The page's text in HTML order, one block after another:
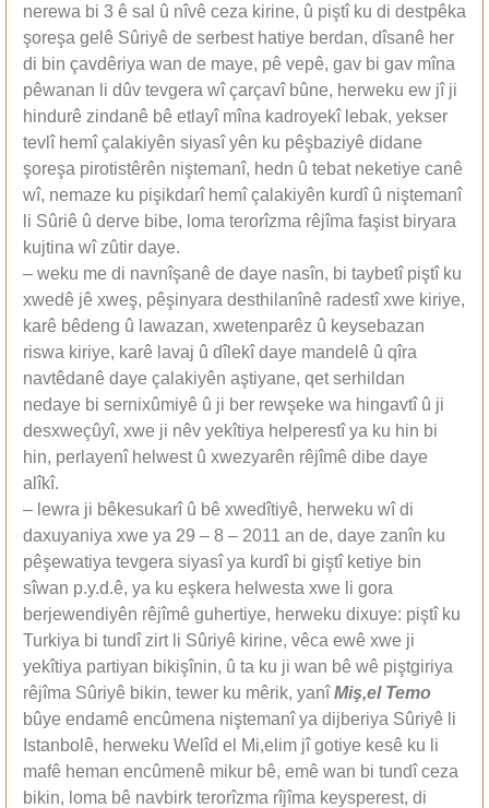
nerewa bi 3 ê sal û nîvê ceza kirine, û piştî ku di destpêka
şoreşa gelê Sûriyê de serbest hatiye berdan, dîsanê her
di bin çavdêriya wan de maye, pê vepê, gav bi gav mîna
pêwanan li dûv tevgera wî çarçavî bûne, herweku ew jî ji
hindurê zindanê bê etlayî mîna kadroyekî lebak, yekser
tevlî hemî çalakiyên siyasî yên ku pêşbaziyê didane
şoreşa pirotistêrên niştemanî, hedn û tebat neketiye canê
wî, nemaze ku pişikdarî hemî çalakiyên kurdî û niştemanî
li Sûriê û derve bibe, loma terorîzma rêjîma faşist biryara
kujtina wî zûtir daye.
– weku me di navnîşanê de daye nasîn, bi taybetî piştî ku
xwedê jê xweş, pêşinyara desthilanînê radestî xwe kiriye,
karê bêdeng û lawazan, xwetenparêz û keysebazan
riswa kiriye, karê lavaj û dîlekî daye mandelê û qîra
navtêdanê daye çalakiyên aştiyane, qet serhildan
nedaye bi sernixûmiyê û ji ber rewşeke wa hingavtî û ji
desxweçûyî, xwe ji nêv yekîtiya helperestî ya ku hin bi
hin, perlayenî helwest û xwezyarên rêjîmê dibe daye
alîkî.
– lewra ji bêkesukarî û bê xwedîtiyê, herweku wî di
daxuyaniya xwe ya 29 – 8 – 2011 an de, daye zanîn ku
pêşewatiya tevgera siyasî ya kurdî bi giştî ketiye bin
sîwan p.y.d.ê, ya ku eşkera helwesta xwe li gora
berjewendiyên rêjîmê guhertiye, herweku dixuye: piştî ku
Turkiya bi tundî zirt li Sûriyê kirine, vêca ewê xwe ji
yekîtiya partiyan bikişînin, û ta ku ji wan bê wê piştgiriya
rêjîma Sûriyê bikin, tewer ku mêrik, yanîMiş,el Temo
bûye endamê encûmena niştemanî ya dijberiya Sûriyê li
Istanbolê, herweku Welîd el Mi,elim jî gotiye kesê ku li
mafê heman encûmenê mikur bê, emê wan bi tundî ceza
bikin, loma bê navbirk terorîzma rîjîma keysperest, di